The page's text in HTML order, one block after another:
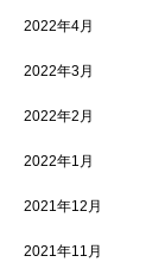
2022年4月
2022年3月
2022年2月
2022年1月
2021年12月
2021年11月